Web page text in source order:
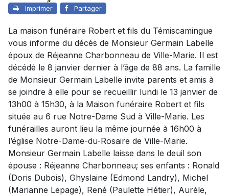
Imprimer Partager
La maison funéraire Robert et fils du Témiscamingue
vous informe du décès de Monsieur Germain Labelle
époux de Réjeanne Charbonneau de Ville-Marie. Il est
décédé le 8 janvier dernier à l’âge de 88 ans. La famille
de Monsieur Germain Labelle invite parents et amis à
se joindre à elle pour se recueillir lundi le 13 janvier de
13h00 à 15h30, à la Maison funéraire Robert et fils
située au 6 rue Notre-Dame Sud à Ville-Marie. Les
funérailles auront lieu la même journée à 16h00 à
l’église Notre-Dame-du-Rosaire de Ville-Marie.
Monsieur Germain Labelle laisse dans le deuil son
épouse : Réjeanne Charbonneau; ses enfants : Ronald
(Doris Dubois), Ghyslaine (Edmond Landry), Michel
(Marianne Lepage), René (Paulette Hétier), Aurèle,